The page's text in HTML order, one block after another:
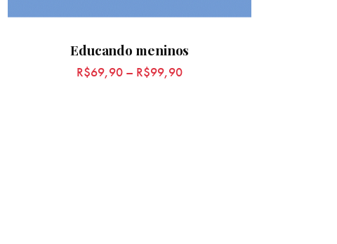
Educando meninos
R$69,90 – R$99,90